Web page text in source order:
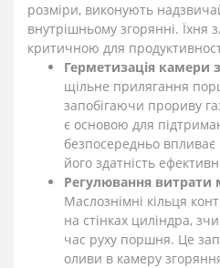
розміри, виконують
внутрішньому згорянні. Їхня
критичною для
Герметизація камери
щільне прилягання
запобігаючи прориву
є основою для
безпосередньо впливає
його здатність
Регулювання витрати
Маслознімні кільця
на стінках циліндра,
час руху поршня. Це
оливи в камеру